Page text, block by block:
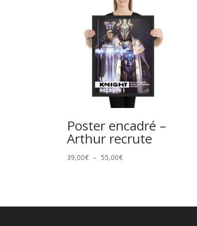
Poster encadré –
Arthur recrute
39,00€ – 55,00€Plage